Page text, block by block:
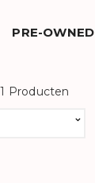
PRE-OWNED
1 Producten